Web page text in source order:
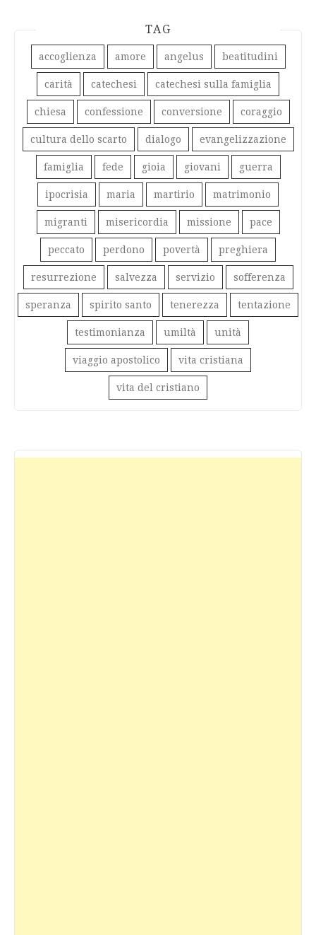
TAG
accoglienza amore angelus beatitudini
carità catechesi catechesi sulla famiglia
chiesa confessione conversione coraggio
cultura dello scarto dialogo evangelizzazione
famiglia fede gioia giovani guerra
ipocrisia maria martirio matrimonio
migranti misericordia missione pace
peccato perdono povertà preghiera
resurrezione salvezza servizio sofferenza
speranza spirito santo tenerezza tentazione
testimonianza umiltà unità
viaggio apostolico vita cristiana
vita del cristiano